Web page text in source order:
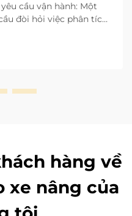
cầu vận hành: Một
đòi hỏi việc phân tích
vận hành đều yêu
Pin lithium-ion điện...
hàng về
xe nâng của